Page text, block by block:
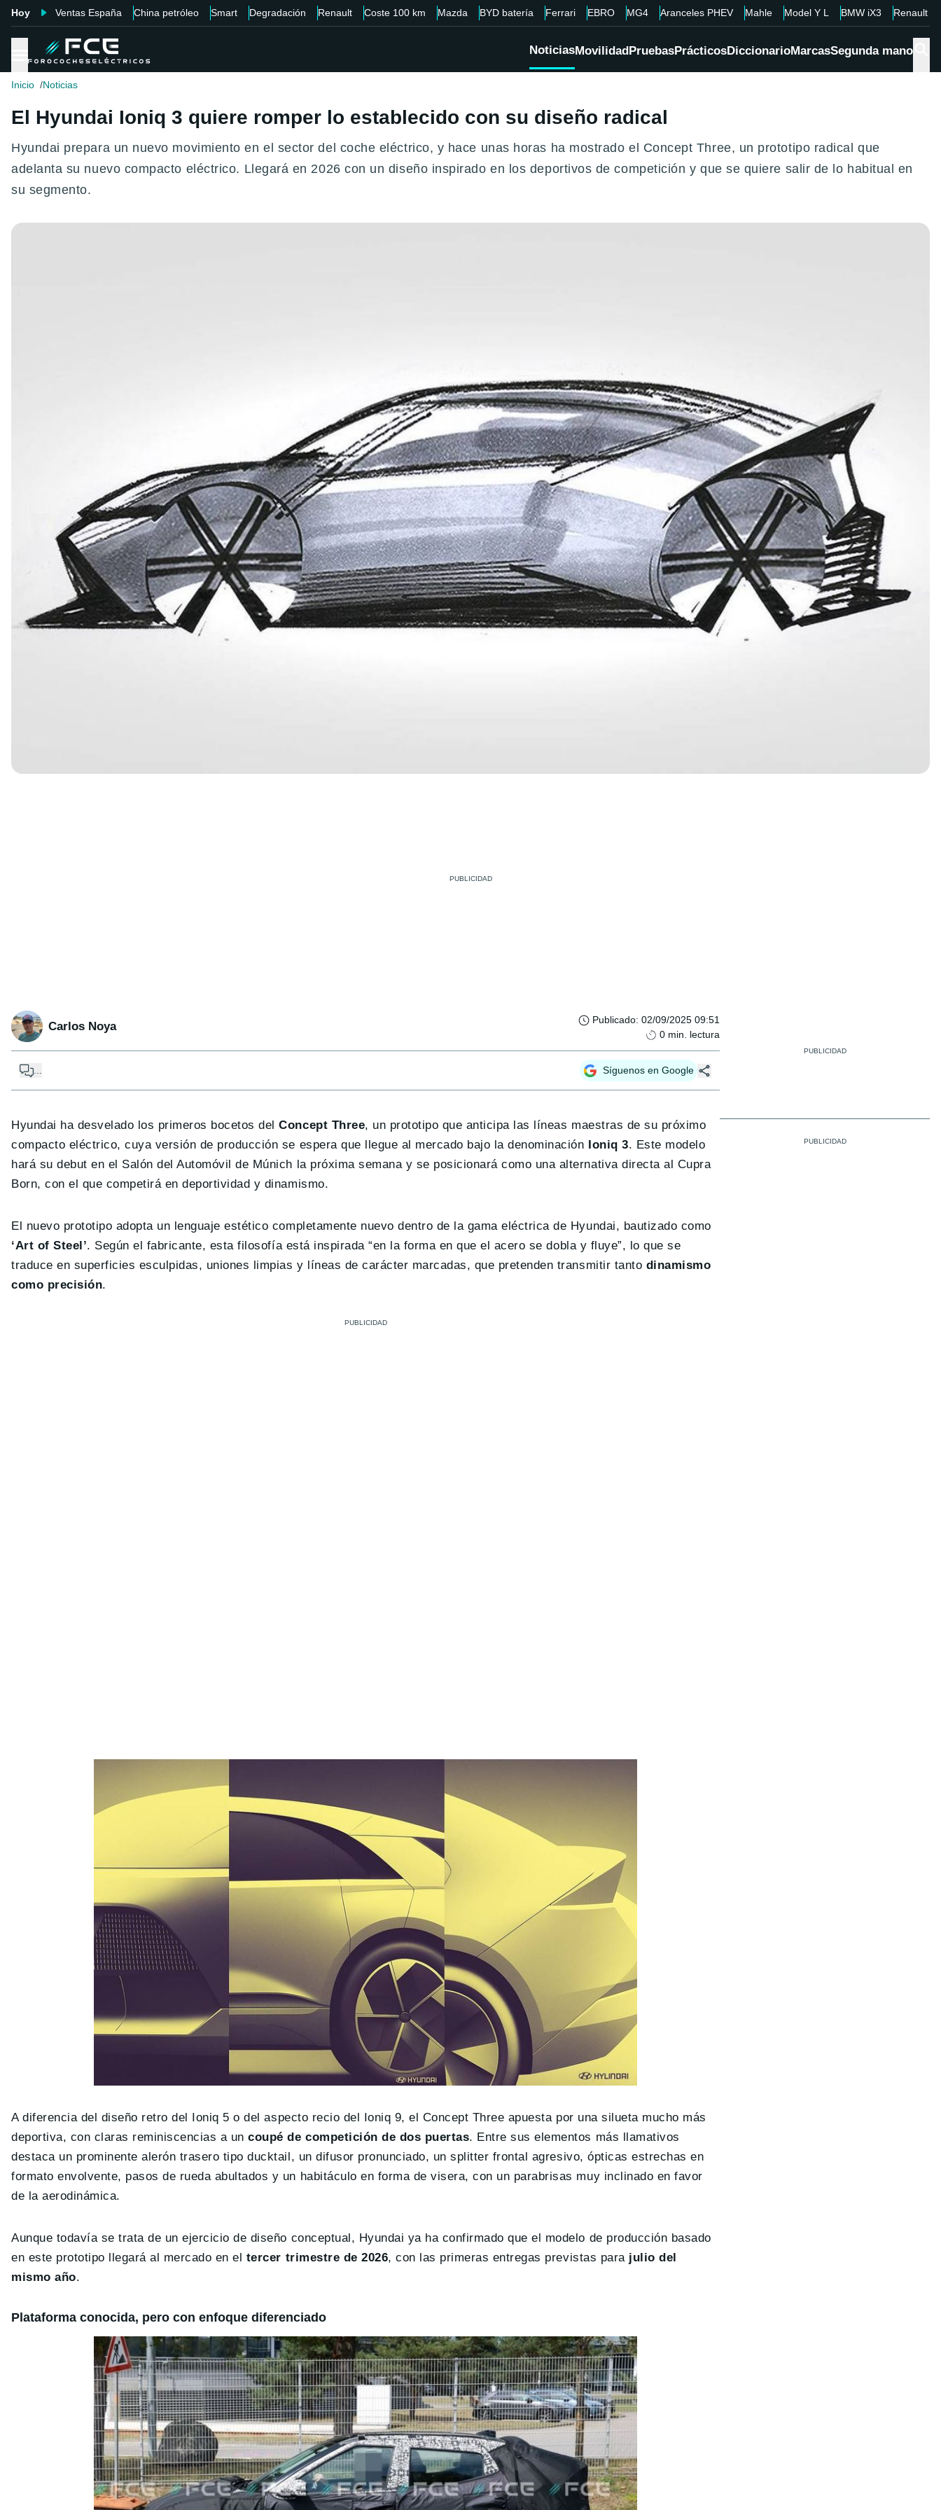
Hoy Ventas España China petróleo Smart Degradación Renault Coste 100 km Mazda BYD batería Ferrari EBRO MG4 Aranceles PHEV Mahle Model Y L BMW iX3 Renault
NoticiasMovilidadPruebasPrácticosDiccionarioMarcasSegunda mano
Inicio Noticias
El Hyundai Ioniq 3 quiere romper lo establecido con su diseño radical
Hyundai prepara un nuevo movimiento en el sector del coche eléctrico, y hace unas horas ha mostrado el Concept Three, un prototipo radical que
adelanta su nuevo compacto eléctrico. Llegará en 2026 con un diseño inspirado en los deportivos de competición y que se quiere salir de lo habitual en
su segmento.
Carlos Noya Publicado: 02/09/2025 09:51
0 min. lectura
... Síguenos en Google
Hyundai ha desvelado los primeros bocetos delConcept Three, un prototipo que anticipa las líneas maestras de su próximo
compacto eléctrico, cuya versión de producción se espera que llegue al mercado bajo la denominación
Ioniq 3. Este modelo
hará su debut en el Salón del Automóvil de Múnich la próxima semana y se posicionará como una alternativa directa al Cupra
Born, con el que competirá en deportividad y dinamismo.
El nuevo prototipo adopta un lenguaje estético completamente nuevo dentro de la gama eléctrica de Hyundai, bautizado como
‘Art of Steel’. Según el fabricante, esta filosofía está inspirada “en la forma en que el acero se dobla y fluye”, lo que se
traduce en superficies esculpidas, uniones limpias y líneas de carácter marcadas, que pretenden transmitir tanto dinamismo
como precisión.
A diferencia del diseño retro del Ioniq 5 o del aspecto recio del Ioniq 9, el Concept Three apuesta por una silueta mucho más
deportiva, con claras reminiscencias a uncoupé de competición de dos puertas. Entre sus elementos más llamativos
destaca un prominente alerón trasero tipo ducktail, un difusor pronunciado, un splitter frontal agresivo, ópticas estrechas en
formato envolvente, pasos de rueda abultados y un habitáculo en forma de visera, con un parabrisas muy inclinado en favor
de la aerodinámica.
Aunque todavía se trata de un ejercicio de diseño conceptual, Hyundai ya ha confirmado que el modelo de producción basado
en este prototipo llegará al mercado en el tercer trimestre de 2026, con las primeras entregas previstas para julio del
mismo año.
Plataforma conocida, pero con enfoque diferenciado